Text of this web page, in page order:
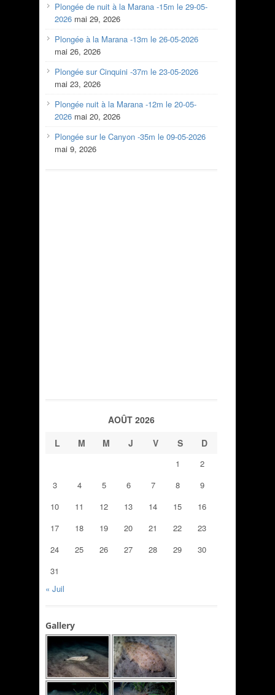
Plongée de nuit à la Marana -15m le 29-05-
2026 mai 29, 2026
Plongée à la Marana -13m le 26-05-2026
mai 26, 2026
Plongée sur Cinquini -37m le 23-05-2026
mai 23, 2026
Plongée nuit à la Marana -12m le 20-05-
2026 mai 20, 2026
Plongée sur le Canyon -35m le 09-05-2026
mai 9, 2026
AOÛT 2026
L
M M J V S D
1
2
3
4 5 6 7 8
9
10
11 12 13 14 15
16
17
18 19 20 21 22
23
24
25 26 27 28 29
30
31
« Juil
Gallery